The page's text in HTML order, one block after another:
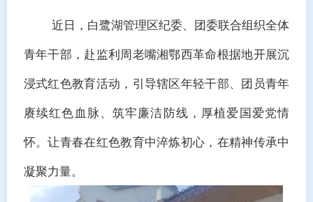
近日，白鹭湖管理区纪委、团委联合组织全体
青年干部， 赴监利周老嘴湘鄂西革命根据地开展沉
浸式红色教育活动 ，引导辖区年轻干部、团员青年
赓续红色血脉、筑牢廉洁防线，厚植爱国爱党情
怀。让青春在红色教育中淬炼初心，在精神传承中
凝聚力量。